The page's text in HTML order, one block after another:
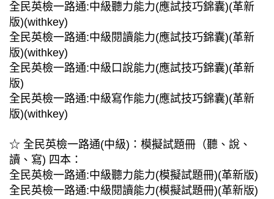
全民英檢一路通:中級聽力能力(應試技巧錦囊)(革新
版)(withkey)
全民英檢一路通:中級閱讀能力(應試技巧錦囊)(革新
版)(withkey)
全民英檢一路通:中級口說能力(應試技巧錦囊)(革新
版)
全民英檢一路通:中級寫作能力(應試技巧錦囊)(革新
版)(withkey)
☆ 全民英檢一路通(中級)：模擬試題冊（聽、說、
讀、寫) 四本：
全民英檢一路通:中級聽力能力(模擬試題冊)(革新版)
全民英檢一路通:中級閱讀能力(模擬試題冊)(革新版)